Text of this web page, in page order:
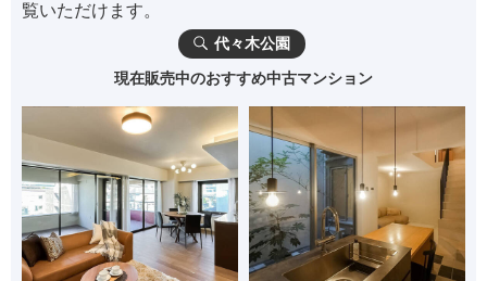
覧いただけます。
代々木公園
現在販売中のおすすめ中古マンション